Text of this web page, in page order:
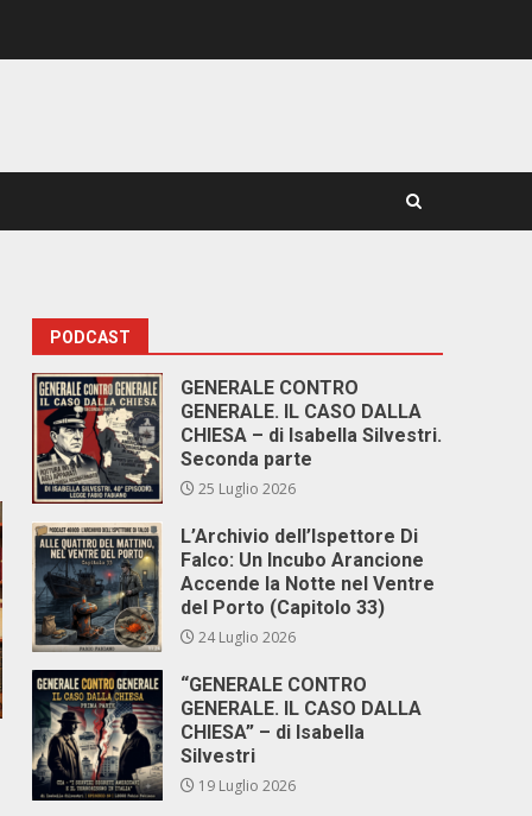
PODCAST
GENERALE CONTRO
GENERALE. IL CASO DALLA
CHIESA – di Isabella Silvestri.
Seconda parte
25 Luglio 2026
L’Archivio dell’Ispettore Di
Falco: Un Incubo Arancione
Accende la Notte nel Ventre
del Porto (Capitolo 33)
24 Luglio 2026
“GENERALE CONTRO
GENERALE. IL CASO DALLA
CHIESA” – di Isabella
Silvestri
19 Luglio 2026